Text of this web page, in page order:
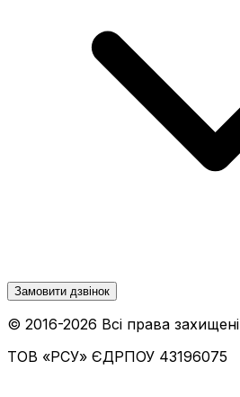
Замовити дзвінок
© 2016-2026 Всі права захищені
ТОВ «РСУ» ЄДРПОУ 43196075